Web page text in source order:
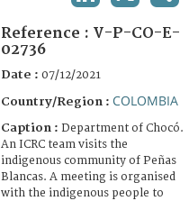
Reference : V-P-CO-E-
02736
Date : 07/12/2021
Country/Region : COLOMBIA
Caption : Department of Chocó.
An ICRC team visits the
indigenous community of Peñas
Blancas. A meeting is organised
with the indigenous people to